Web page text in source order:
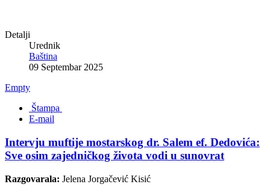
Detalji
Urednik
Baština
09 Septembar 2025
Empty
Štampa
E-mail
Intervju muftije mostarskog dr. Salem ef. Dedovića:
Sve osim zajedničkog života vodi u sunovrat
Razgovarala: Jelena Jorgačević Kisić